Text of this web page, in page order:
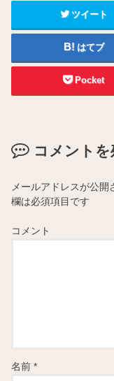
ツイート
はてブ
Pocket
コメントを
メールアドレスが公開
欄は必須項目です
コメント
名前*